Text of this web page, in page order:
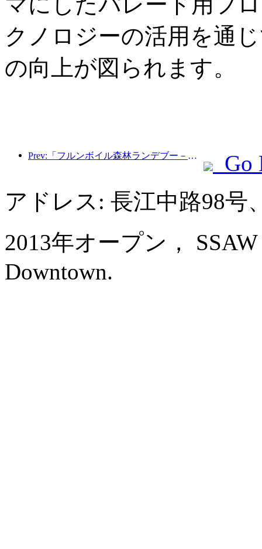
クノロジーの活用を通
の向上が図られます。
Prev:「フルンボイル森林ランデブー－大興安嶺エクスプレス－星光列車－天一旅」観光列車が初運行を行った。
Go
アドレス: 長江中路98号
2013年オープン，
Downtown.